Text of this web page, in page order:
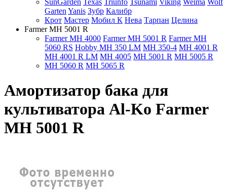
SunGarden Texas Triunfo Tsunami Viking Weima Wolf
Garten Yanis Зубр Калибр
Крот Мастер Мобил К Нева Тарпан Целина
Farmer MH 5001 R
Farmer MH 4000 Farmer MH 5001 R Farmer MH
5060 RS Hobby MH 350 LM MH 350-4 MH 4001 R
MH 4001 R LM MH 4005 MH 5001 R MH 5005 R
MH 5060 R MH 5065 R
Амортизатор бака для
культиватора Al-Ko Farmer
MH 5001 R